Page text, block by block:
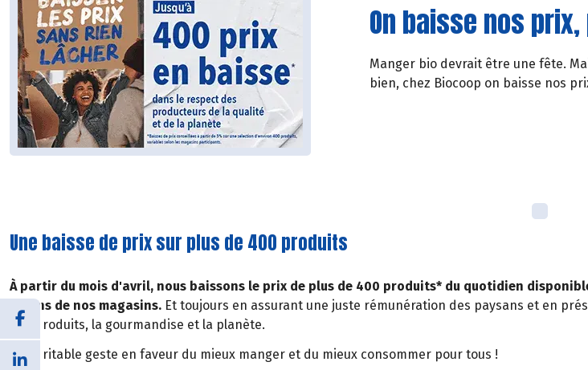
On baisse nos
Manger bio devrait être une fête.
bien, chez Biocoop on baisse nos
Une baisse de prix sur plus de 400 produits
À partir du mois d'avril, nous baissons le prix de plus de 400 produits* du quotidien
rayons de nos magasins. Et toujours en assurant une juste rémunération des paysans et en
nos produits, la gourmandise et la planète.
Un véritable geste en faveur du mieux manger et du mieux consommer pour tous !